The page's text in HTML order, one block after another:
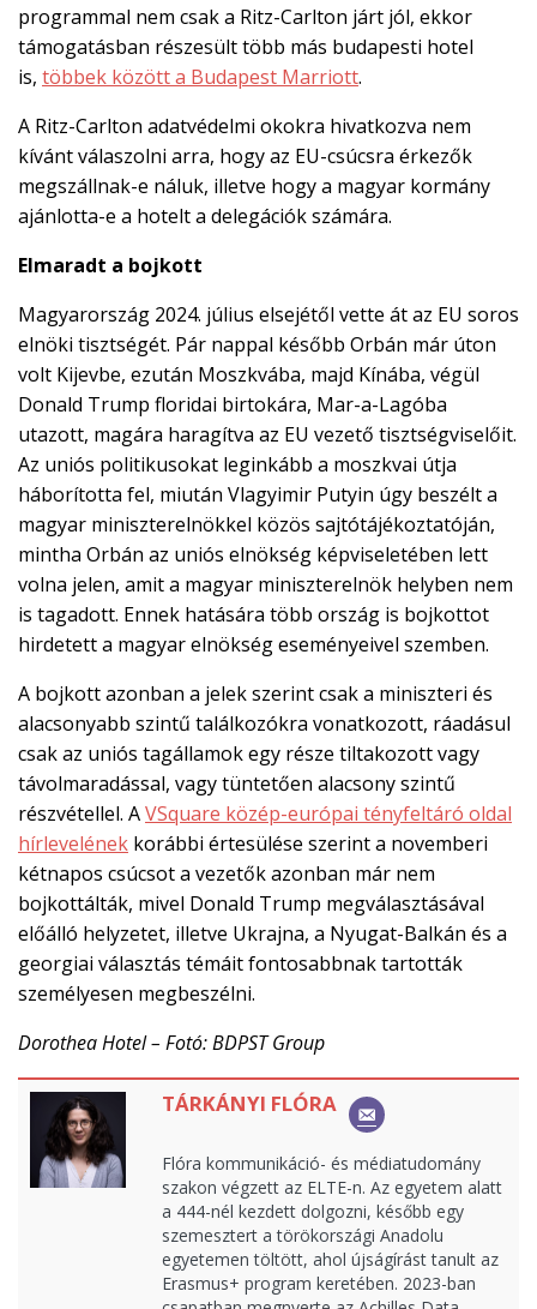
programmal nem csak a Ritz-Carlton járt jól, ekkor
támogatásban részesült több más budapesti hotel
is, többek között a Budapest Marriott.
A Ritz-Carlton adatvédelmi okokra hivatkozva nem
kívánt válaszolni arra, hogy az EU-csúcsra érkezők
megszállnak-e náluk, illetve hogy a magyar kormány
ajánlotta-e a hotelt a delegációk számára.
Elmaradt a bojkott
Magyarország 2024. július elsejétől vette át az EU soros
elnöki tisztségét. Pár nappal később Orbán már úton
volt Kijevbe, ezután Moszkvába, majd Kínába, végül
Donald Trump floridai birtokára, Mar-a-Lagóba
utazott, magára haragítva az EU vezető tisztségviselőit.
Az uniós politikusokat leginkább a moszkvai útja
háborította fel, miután Vlagyimir Putyin úgy beszélt a
magyar miniszterelnökkel közös sajtótájékoztatóján,
mintha Orbán az uniós elnökség képviseletében lett
volna jelen, amit a magyar miniszterelnök helyben nem
is tagadott. Ennek hatására több ország is bojkottot
hirdetett a magyar elnökség eseményeivel szemben.
A bojkott azonban a jelek szerint csak a miniszteri és
alacsonyabb szintű találkozókra vonatkozott, ráadásul
csak az uniós tagállamok egy része tiltakozott vagy
távolmaradással, vagy tüntetően alacsony szintű
részvétellel. AVSquare közép-európai tényfeltáró oldal
hírlevelének korábbi értesülése szerint a novemberi
kétnapos csúcsot a vezetők azonban már nem
bojkottálták, mivel Donald Trump megválasztásával
előálló helyzetet, illetve Ukrajna, a Nyugat-Balkán és a
georgiai választás témáit fontosabbnak tartották
személyesen megbeszélni.
Dorothea Hotel – Fotó: BDPST Group
TÁRKÁNYI FLÓRA
Flóra kommunikáció- és médiatudomány
szakon végzett az ELTE-n. Az egyetem alatt
a 444-nél kezdett dolgozni, később egy
szemesztert a törökországi Anadolu
egyetemen töltött, ahol újságírást tanult az
Erasmus+ program keretében. 2023-ban